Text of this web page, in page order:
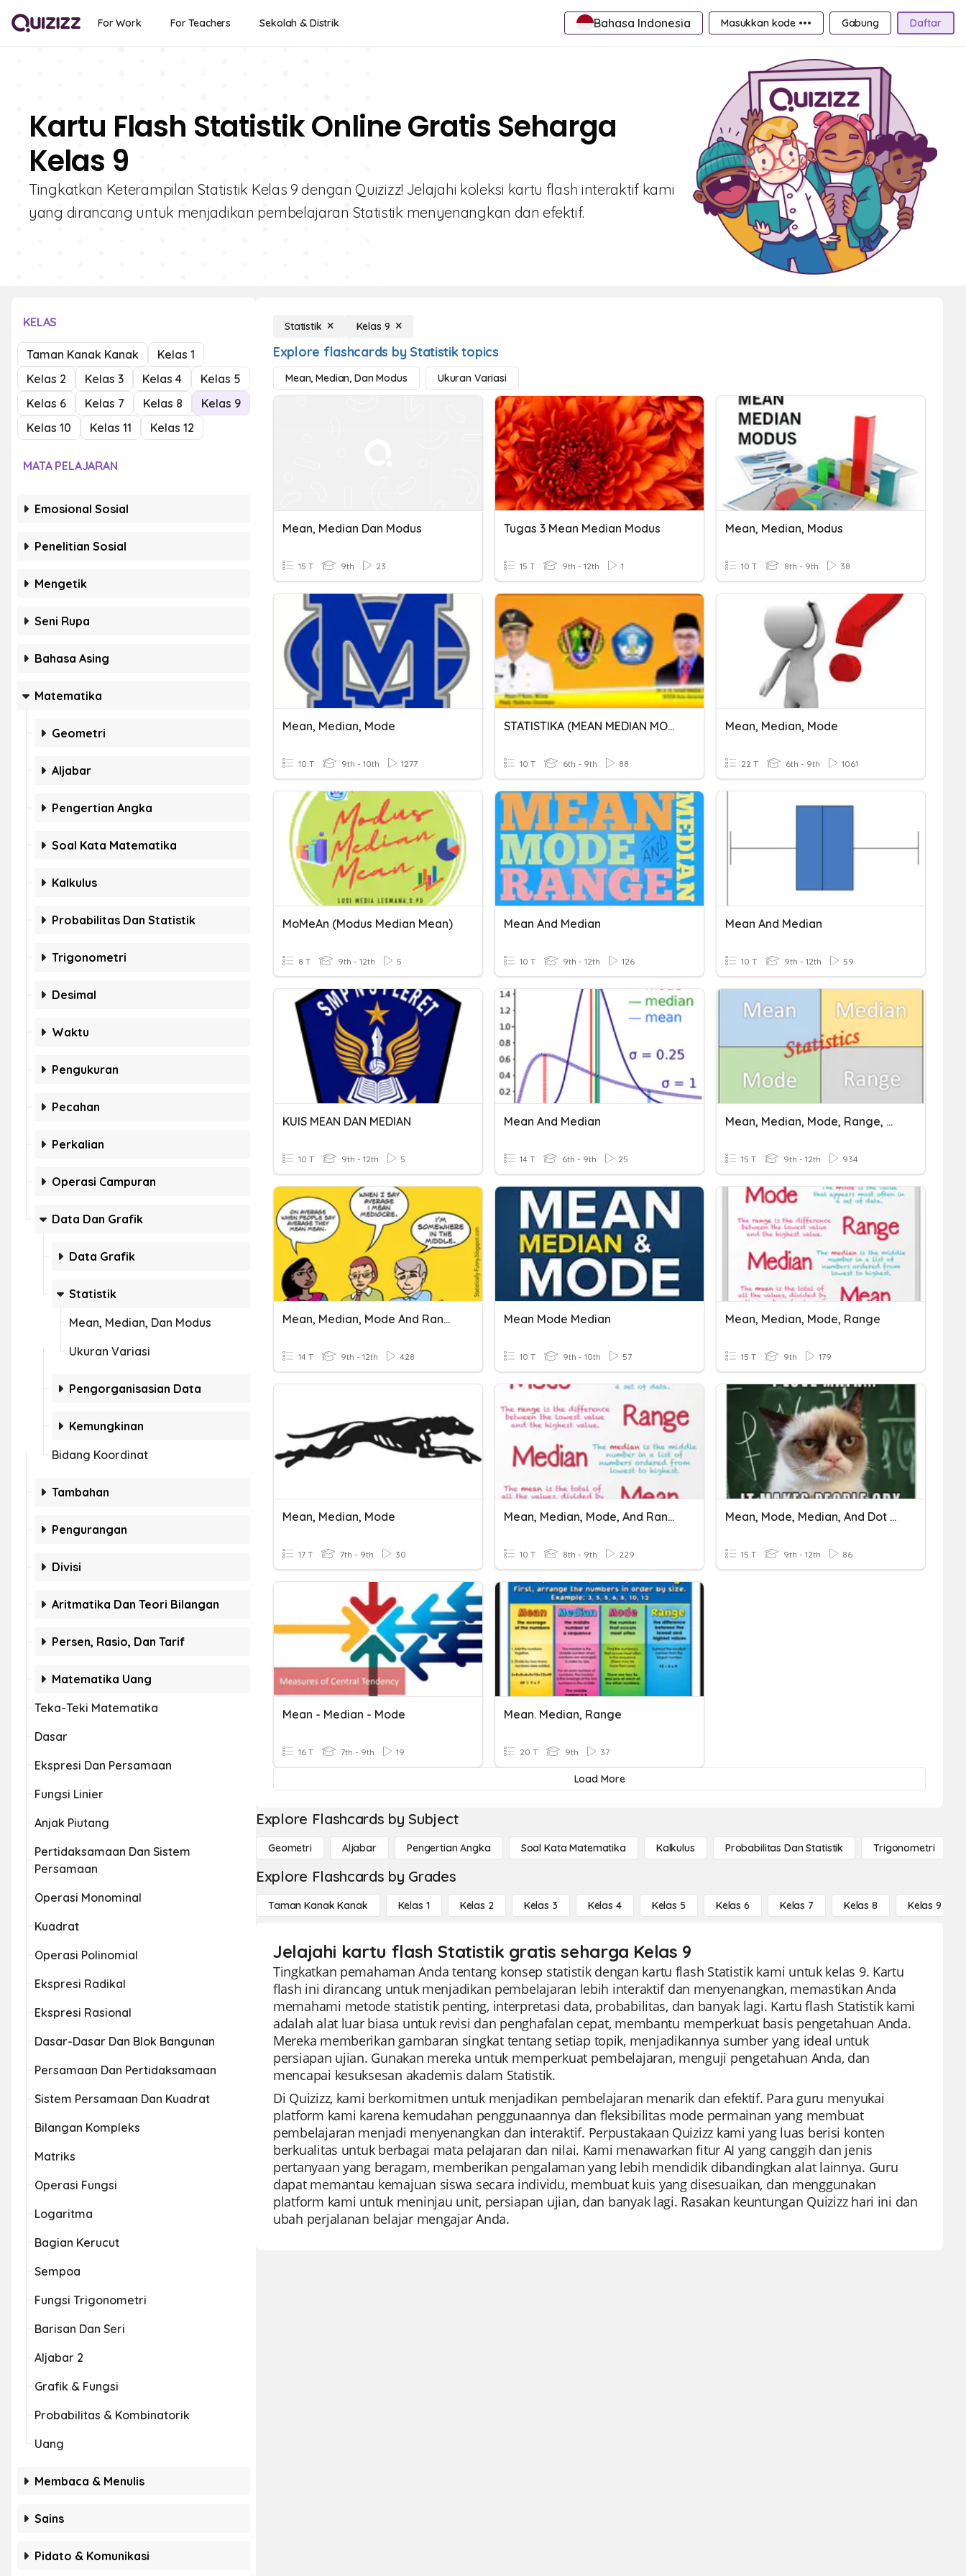
For Work For Teachers Sekolah & Distrik Bahasa Indonesia Masukkan kode ••• Gabung Daftar
Kartu Flash Statistik Online Gratis Seharga
Kelas 9
Tingkatkan Keterampilan Statistik Kelas 9 dengan Quizizz! Jelajahi koleksi kartu flash interaktif kami
yang dirancang untuk menjadikan pembelajaran Statistik menyenangkan dan efektif.
KELAS
Taman Kanak Kanak
Kelas 1
Kelas 2
Kelas 3 Kelas 4
Kelas 5
Kelas 6
Kelas 7 Kelas 8
Kelas 9
Kelas 10
Kelas 11 Kelas 12
MATA PELAJARAN
Emosional Sosial
Penelitian Sosial
Mengetik
Seni Rupa
Bahasa Asing
Matematika
Geometri
Aljabar
Pengertian Angka
Soal Kata Matematika
Kalkulus
Probabilitas Dan Statistik
Trigonometri
Desimal
Waktu
Pengukuran
Pecahan
Perkalian
Operasi Campuran
Data Dan Grafik
Data Grafik
Statistik
Mean, Median, Dan Modus
Ukuran Variasi
Pengorganisasian Data
Kemungkinan
Bidang Koordinat
Tambahan
Pengurangan
Divisi
Aritmatika Dan Teori Bilangan
Persen, Rasio, Dan Tarif
Matematika Uang
Teka-Teki Matematika
Dasar
Ekspresi Dan Persamaan
Fungsi Linier
Anjak Piutang
Pertidaksamaan Dan Sistem
Persamaan
Operasi Monominal
Kuadrat
Operasi Polinomial
Ekspresi Radikal
Ekspresi Rasional
Dasar-Dasar Dan Blok Bangunan
Persamaan Dan Pertidaksamaan
Sistem Persamaan Dan Kuadrat
Bilangan Kompleks
Matriks
Operasi Fungsi
Logaritma
Bagian Kerucut
Sempoa
Fungsi Trigonometri
Barisan Dan Seri
Aljabar 2
Grafik & Fungsi
Probabilitas & Kombinatorik
Uang
Membaca & Menulis
Sains
Pidato & Komunikasi
Statistik Kelas 9
Explore flashcards by Statistik topics
Mean, Median, Dan Modus Ukuran Variasi
Mean, Median Dan Modus
15 T 9th 23
Tugas 3 Mean Median Modus
15 T 9th - 12th 1
Mean, Median, Modus
10 T 8th - 9th 38
Mean, Median, Mode
10 T 9th - 10th 1277
STATISTIKA (MEAN MEDIAN MODUS)
10 T 6th - 9th 88
Mean, Median, Mode
22 T 6th - 9th 1061
MoMeAn (Modus Median Mean)
8 T 9th - 12th 5
Mean And Median
10 T 9th - 12th 126
Mean And Median
10 T 9th - 12th 59
KUIS MEAN DAN MEDIAN
10 T 9th - 12th 5
Mean And Median
14 T 6th - 9th 25
Mean, Median, Mode, Range, Outliers
15 T 9th - 12th 934
Mean, Median, Mode And Range
14 T 9th - 12th 428
Mean Mode Median
10 T 9th - 10th 57
Mean, Median, Mode, Range
15 T 9th 179
Mean, Median, Mode
17 T 7th - 9th 30
Mean, Median, Mode, And Range
10 T 8th - 9th 229
Mean, Mode, Median, And Dot Plots??
15 T 9th - 12th 86
Mean - Median - Mode
16 T 7th - 9th 19
Mean. Median, Range
20 T 9th 37
Load More
Explore Flashcards by Subject
Geometri Aljabar Pengertian Angka Soal Kata Matematika Kalkulus Probabilitas Dan Statistik Trigonometri
Explore Flashcards by Grades
Taman Kanak Kanak Kelas 1 Kelas 2 Kelas 3 Kelas 4 Kelas 5 Kelas 6 Kelas 7 Kelas 8 Kelas 9
Jelajahi kartu flash Statistik gratis seharga Kelas 9
Tingkatkan pemahaman Anda tentang konsep statistik dengan kartu flash Statistik kami untuk kelas 9. Kartu
flash ini dirancang untuk menjadikan pembelajaran lebih interaktif dan menyenangkan, memastikan Anda
memahami metode statistik penting, interpretasi data, probabilitas, dan banyak lagi. Kartu flash Statistik kami
adalah alat luar biasa untuk revisi dan penghafalan cepat, membantu memperkuat basis pengetahuan Anda.
Mereka memberikan gambaran singkat tentang setiap topik, menjadikannya sumber yang ideal untuk
persiapan ujian. Gunakan mereka untuk memperkuat pembelajaran, menguji pengetahuan Anda, dan
mencapai kesuksesan akademis dalam Statistik.
Di Quizizz, kami berkomitmen untuk menjadikan pembelajaran menarik dan efektif. Para guru menyukai
platform kami karena kemudahan penggunaannya dan fleksibilitas mode permainan yang membuat
pembelajaran menjadi menyenangkan dan interaktif. Perpustakaan Quizizz kami yang luas berisi konten
berkualitas untuk berbagai mata pelajaran dan nilai. Kami menawarkan fitur AI yang canggih dan jenis
pertanyaan yang beragam, memberikan pengalaman yang lebih mendidik dibandingkan alat lainnya. Guru
dapat memantau kemajuan siswa secara individu, membuat kuis yang disesuaikan, dan menggunakan
platform kami untuk meninjau unit, persiapan ujian, dan banyak lagi. Rasakan keuntungan Quizizz hari ini dan
ubah perjalanan belajar mengajar Anda.